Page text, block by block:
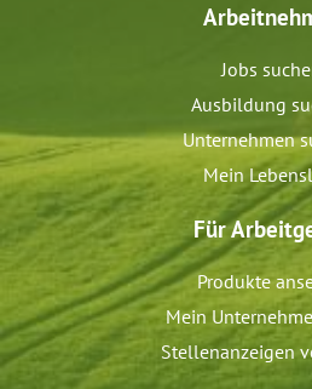
Jobs
Ausbildung
Unternehmen
Mein
Für
Produkte
Mein
Stellenanzeigen